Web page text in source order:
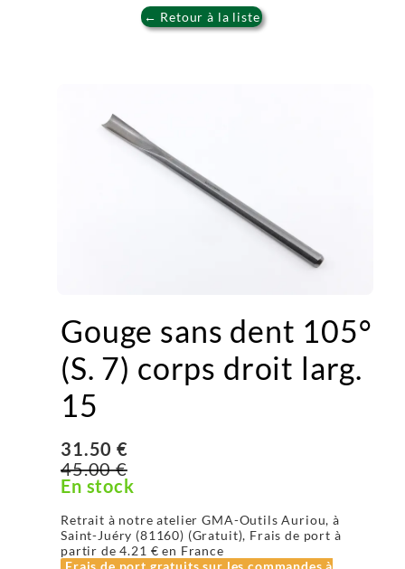
← Retour à la liste
Gouge sans dent 105°
(S. 7) corps droit larg.
15
31.50 €
45.00 €
En stock
Retrait à notre atelier GMA-Outils Auriou, à
Saint-Juéry (81160) (Gratuit), Frais de port à
partir de4.21 € en France
Frais de port gratuits sur les commandes à